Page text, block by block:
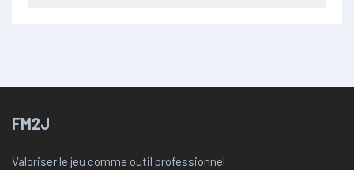
FM2J
Valoriser le jeu comme outil professionnel